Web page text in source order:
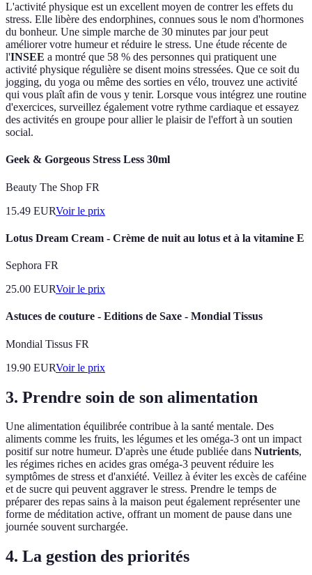
L'activité physique est un excellent moyen de contrer les effets du
stress. Elle libère des endorphines, connues sous le nom d'hormones
du bonheur. Une simple marche de 30 minutes par jour peut
améliorer votre humeur et réduire le stress. Une étude récente de
l'INSEE a montré que 58 % des personnes qui pratiquent une
activité physique régulière se disent moins stressées. Que ce soit du
jogging, du yoga ou même des sorties en vélo, trouvez une activité
qui vous plaît afin de vous y tenir. Lorsque vous intégrez une routine
d'exercices, surveillez également votre rythme cardiaque et essayez
des activités en groupe pour allier le plaisir de l'effort à un soutien
social.
Geek & Gorgeous Stress Less 30ml
Beauty The Shop FR
15.49 EURVoir le prix
Lotus Dream Cream - Crème de nuit au lotus et à la vitamine E
Sephora FR
25.00 EURVoir le prix
Astuces de couture - Editions de Saxe - Mondial Tissus
Mondial Tissus FR
19.90 EURVoir le prix
3. Prendre soin de son alimentation
Une alimentation équilibrée contribue à la santé mentale. Des
aliments comme les fruits, les légumes et les oméga-3 ont un impact
positif sur notre humeur. D'après une étude publiée dans Nutrients,
les régimes riches en acides gras oméga-3 peuvent réduire les
symptômes de stress et d'anxiété. Veillez à éviter les excès de caféine
et de sucre qui peuvent aggraver le stress. Prendre le temps de
préparer des repas sains à la maison peut également représenter une
forme de méditation active, offrant un moment de pause dans une
journée souvent surchargée.
4. La gestion des priorités